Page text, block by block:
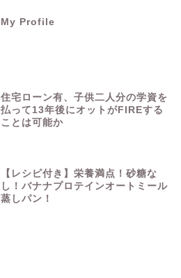
My Profile
住宅ローン有、子供二人分の学資を
払って13年後にオットがFIREする
ことは可能か
【レシピ付き】栄養満点！砂糖な
し！バナナプロテインオートミール
蒸しパン！